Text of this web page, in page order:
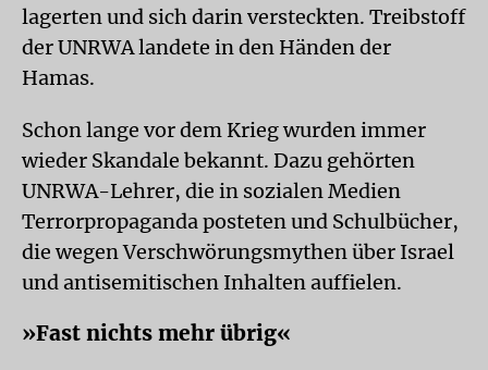
lagerten und sich darin versteckten. Treibstoff
der UNRWA landete in den Händen der
Hamas.
Schon lange vor dem Krieg wurden immer
wieder Skandale bekannt. Dazu gehörten
UNRWA-Lehrer, die in sozialen Medien
Terrorpropaganda posteten und Schulbücher,
die wegen Verschwörungsmythen über Israel
und antisemitischen Inhalten auffielen.
»Fast nichts mehr übrig«